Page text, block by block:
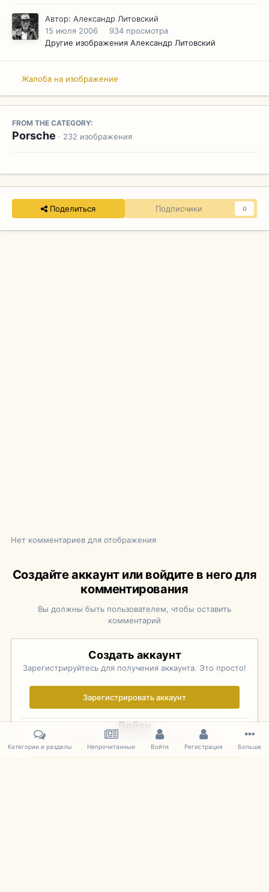
Автор: Александр Литовский
15 июля 2006
934 просмотра
Другие изображения Александр Литовский
Жалоба на изображение
FROM THE CATEGORY:
Porsche · 232 изображения
Поделиться Подписчики 0
Нет комментариев для отображения
Создайте аккаунт или войдите в него для
комментирования
Вы должны быть пользователем, чтобы оставить
комментарий
Создать аккаунт
Зарегистрируйтесь для получения аккаунта. Это просто!
Зарегистрировать аккаунт
Войти
Уже зарегистрированы? Войдите здесь.
Категории и разделы Непрочитанные Войти Регистрация Больше